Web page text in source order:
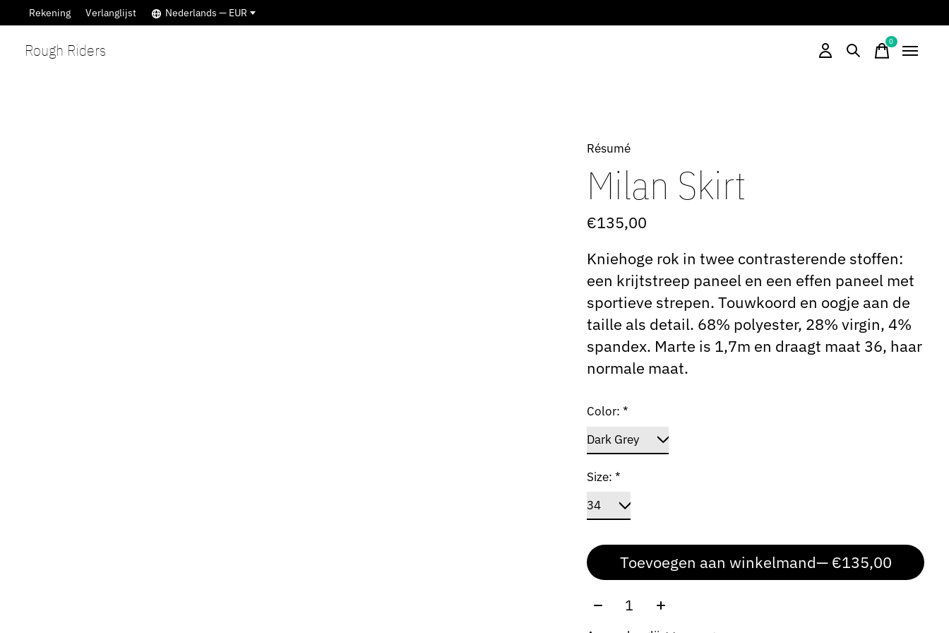
Rekening Verlanglijst Nederlands — EUR
Rough Riders 0items
Résumé
Milan Skirt
€135,00
Kniehoge rok in twee contrasterende stoffen:
een krijtstreep paneel en een effen paneel met
sportieve strepen. Touwkoord en oogje aan de
taille als detail. 68% polyester, 28% virgin, 4%
spandex. Marte is 1,7m en draagt maat 36, haar
normale maat.
Color:*
Size:*
Toevoegen aan winkelmand
— €135,00
Aantal: